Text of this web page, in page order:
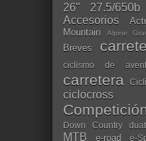
26" 27.5/650b
Accesorios
Mountain
Alpine
Breves
ciclismo de
carretera
ciclocross
Competición
Down Country
MTB
e-road e-